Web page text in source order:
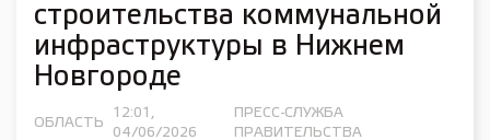
строительства коммунальной
инфраструктуры в Нижнем
Новгороде
ОБЛАСТЬ
12:01,
04/06/2026
ПРЕСС-СЛУЖБА
ПРАВИТЕЛЬСТВА